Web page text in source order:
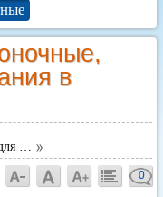
в
…
0